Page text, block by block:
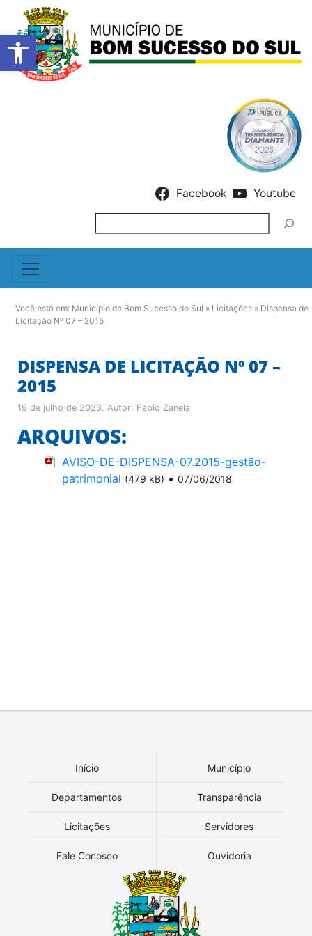
Barra de Ferramentas
Facebook Youtube
Você está em: Município de Bom Sucesso do Sul » Licitações » Dispensa de
Licitação Nº 07 – 2015
DISPENSA DE LICITAÇÃO Nº 07 –
2015
19 de julho de 2023. Autor: Fabio Zanela
ARQUIVOS:
AVISO-DE-DISPENSA-07.2015-gestão-
patrimonial (479 kB) • 07/06/2018
Início Município
Departamentos Transparência
Licitações Servidores
Fale Conosco Ouvidoria